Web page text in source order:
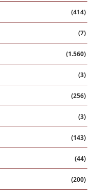
(414)
(7)
(1.560)
(3)
(256)
(3)
(143)
(44)
(200)